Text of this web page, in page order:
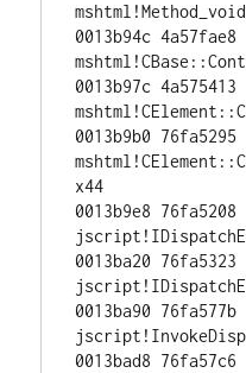
0013b94c 4a57fae8
0013b97c 4a575413
0013b9b0 76fa5295
x44
0013b9e8 76fa5208
0013ba20 76fa5323
0013ba90 76fa577b
0013bad8 76fa57c6